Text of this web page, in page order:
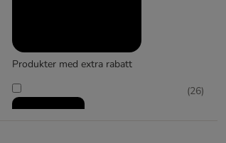
Produkter med extra rabatt
(26)